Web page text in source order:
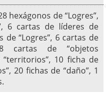
hexágonos de “Logres”,
6 cartas de líderes de
de “Logres”, 6 cartas de
cartas de “objetos
10 ficha de
20 fichas de “daño”, 1